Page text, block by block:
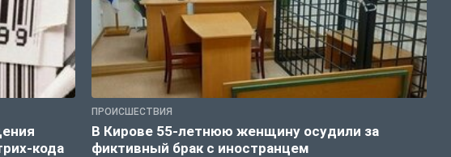
кода
ПРОИСШЕСТВИЯ
В Кирове 55-летнюю женщину осудили за
фиктивный брак с иностранцем